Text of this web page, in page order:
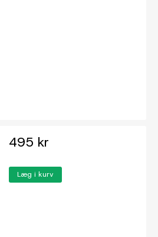
495 kr
Læg i kurv